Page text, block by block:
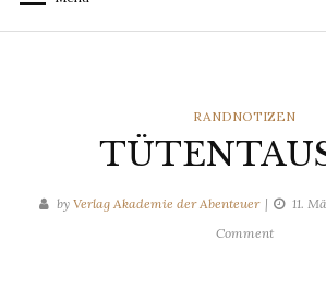
CATEGORIES
RANDNOTIZEN
by Verlag Akademie der Abenteuer 11.
Commenton